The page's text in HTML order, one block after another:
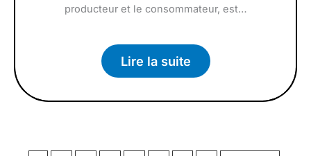
producteur et le consommateur, est…
Lire la suite